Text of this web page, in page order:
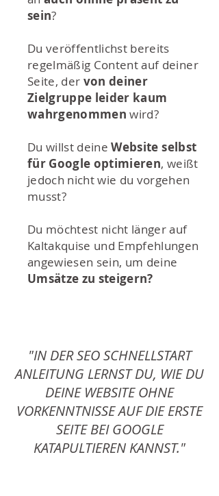
sein?
Du veröffentlichst bereits
regelmäßig Content auf deiner
Seite, der von deiner
Zielgruppe leider kaum
wahrgenommen wird?
Du willst deineWebsite selbst
für Google optimieren, weißt
jedoch nicht wie du vorgehen
musst?
Du möchtest nicht länger auf
Kaltakquise und Empfehlungen
angewiesen sein, um deine
Umsätze zu steigern?
"IN DER SEO SCHNELLSTART
ANLEITUNG LERNST DU, WIE DU
DEINE WEBSITE OHNE
VORKENNTNISSE AUF DIE ERSTE
SEITE BEI GOOGLE
KATAPULTIEREN KANNST."